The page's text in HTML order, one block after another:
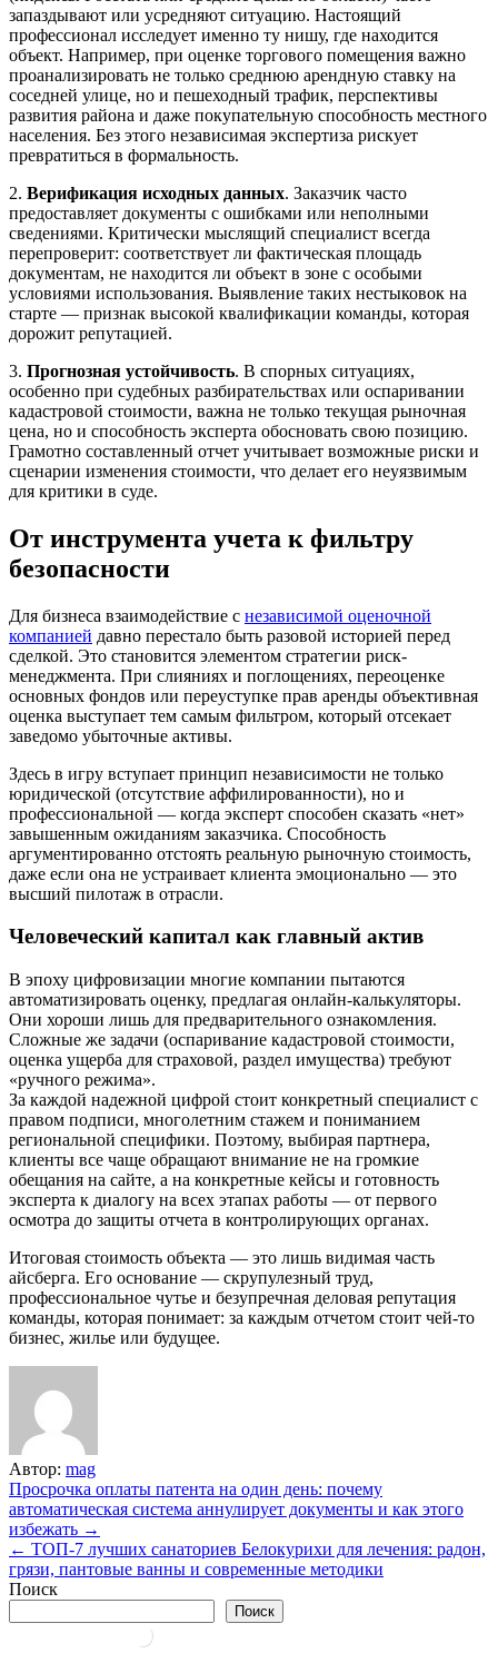
запаздывают или усредняют ситуацию. Настоящий
профессионал исследует именно ту нишу, где находится
объект. Например, при оценке торгового помещения важно
проанализировать не только среднюю арендную ставку на
соседней улице, но и пешеходный трафик, перспективы
развития района и даже покупательную способность местного
населения. Без этого независимая экспертиза рискует
превратиться в формальность.
2. Верификация исходных данных. Заказчик часто
предоставляет документы с ошибками или неполными
сведениями. Критически мыслящий специалист всегда
перепроверит: соответствует ли фактическая площадь
документам, не находится ли объект в зоне с особыми
условиями использования. Выявление таких нестыковок на
старте — признак высокой квалификации команды, которая
дорожит репутацией.
3. Прогнозная устойчивость. В спорных ситуациях,
особенно при судебных разбирательствах или оспаривании
кадастровой стоимости, важна не только текущая рыночная
цена, но и способность эксперта обосновать свою позицию.
Грамотно составленный отчет учитывает возможные риски и
сценарии изменения стоимости, что делает его неуязвимым
для критики в суде.
От инструмента учета к фильтру
безопасности
Для бизнеса взаимодействие с независимой оценочной
компанией давно перестало быть разовой историей перед
сделкой. Это становится элементом стратегии риск-
менеджмента. При слияниях и поглощениях, переоценке
основных фондов или переуступке прав аренды объективная
оценка выступает тем самым фильтром, который отсекает
заведомо убыточные активы.
Здесь в игру вступает принцип независимости не только
юридической (отсутствие аффилированности), но и
профессиональной — когда эксперт способен сказать «нет»
завышенным ожиданиям заказчика. Способность
аргументированно отстоять реальную рыночную стоимость,
даже если она не устраивает клиента эмоционально — это
высший пилотаж в отрасли.
Человеческий капитал как главный актив
В эпоху цифровизации многие компании пытаются
автоматизировать оценку, предлагая онлайн-калькуляторы.
Они хороши лишь для предварительного ознакомления.
Сложные же задачи (оспаривание кадастровой стоимости,
оценка ущерба для страховой, раздел имущества) требуют
«ручного режима».
За каждой надежной цифрой стоит конкретный специалист с
правом подписи, многолетним стажем и пониманием
региональной специфики. Поэтому, выбирая партнера,
клиенты все чаще обращают внимание не на громкие
обещания на сайте, а на конкретные кейсы и готовность
эксперта к диалогу на всех этапах работы — от первого
осмотра до защиты отчета в контролирующих органах.
Итоговая стоимость объекта — это лишь видимая часть
айсберга. Его основание — скрупулезный труд,
профессиональное чутье и безупречная деловая репутация
команды, которая понимает: за каждым отчетом стоит чей-то
бизнес, жилье или будущее.
Автор: mag
Навигация
по
записям
Просрочка оплаты патента на один день: почему
автоматическая система аннулирует документы и как этого
избежать →
← ТОП‑7 лучших санаториев Белокурихи для лечения: радон,
грязи, пантовые ванны и современные методики
Поиск
Поиск